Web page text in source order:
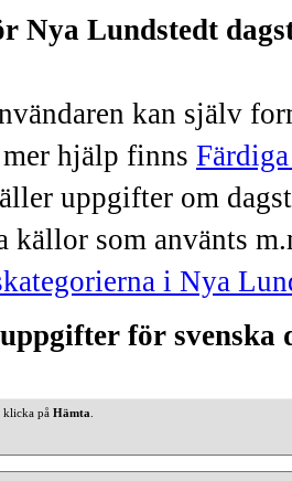
Nya Lundstedt
kan själv
hjälp finns
uppgifter om
källor som använts
i Nya
för svenska
klicka på Hämta